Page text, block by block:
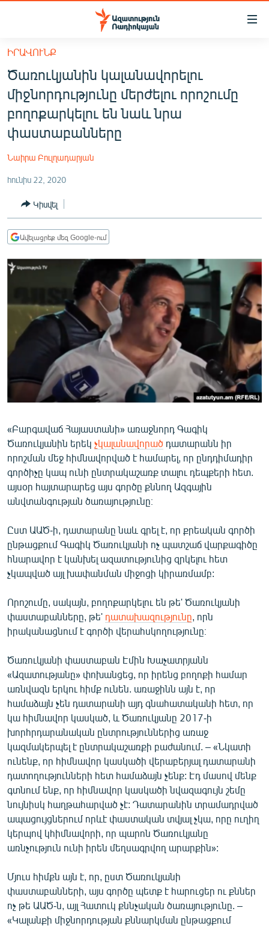
Մատչելիության
հիմնական
բովանդակությանը
Անցնել
հիմնական
մենյուին
Որոնում
ՀԱՅԱՍՏԱՆ
ՔԱՂԱՔԱԿԱՆ
ԸՆՏՐՈՒԹՅՈՒՆՆԵՐ 2026
ՊԱՏԵՐԱԶՄԻ 6 ՇԱԲԱԹՆԵՐԸ
ՏԱՐԱԾԱՇՐՋԱՆ
ՄՇԱԿՈՒՅԹ
ՍՊՈՐՏ
ՄԵԿՆԱԲԱՆՈՒԹՅՈՒՆ
ՏՏ ԵՒ ԻՆՏԵՐՆԵՏ
ԿՈՐՈՆԱՎԻՐՈՒՍ
ՏԵՍԱՆՅՈՒԹԵՐ
ԲԱՆԱՎԵՃ
ՁԳՏԵԼՈՎ ԼԱՎԱԳՈՒՅՆԻՆ
ՓՈԴՔԱՍԹ
Հայերեն
English
Русский
ՀԵՏԵՎԵՔ ՄԵԶ
«Ազատության» բոլոր կայքերը
ԻՐԱՎՈՒՆՔ
Ծառուկյանին կալանավորելու
միջնորդությունը մերժելու որոշումը
բողոքարկելու են նաև նրա
փաստաբանները
Նաիրա Բուլղադարյան
հունիս 22, 2020
Կիսվել
Ավելացրեք մեզ Google-ում
«Բարգավաճ Հայաստանի» առաջնորդ Գագիկ
Ծառուկյանին երեկ չկալանավորած դատարանն իր
որոշման մեջ հիմնավորված է համարել, որ ընդդիմադիր
գործիչը կապ ունի ընտրակաշառք տալու դեպքերի հետ.
այսօր հայտարարեց այս գործը քննող Ազգային
անվտանգության ծառայությունը։
Ըստ ԱԱԾ-ի, դատարանը նաև գրել է, որ քրեական գործի
ընթացքում Գագիկ Ծառուկյանի ոչ պատշաճ վարքագիծը
հնարավոր է կանխել ազատությունից զրկելու հետ
չկապված այլ խափանման միջոցի կիրառմամբ:
Որոշումը, սակայն, բողոքարկելու են թե' Ծառուկյանի
փաստաբանները, թե' դատախազությունը , որն
իրականացնում է գործի վերահսկողությունը։
Ծառուկյանի փաստաբան Էմին Խաչատրյանն
«Ազատությանը» փոխանցեց, որ իրենց բողոքի համար
առնվազն երկու հիմք ունեն. առաջինն այն է, որ
համաձայն չեն դատարանի այդ գնահատականի հետ, որ
կա հիմնավոր կասկած, և Ծառուկյանը 2017-ի
խորհրդարանական ընտրություններից առաջ
կազմակերպել է ընտրակաշառքի բաժանում. – «Նկատի
ունենք, որ հիմնավոր կասկածի վերաբերյալ դատարանի
դատողությունների հետ համաձայն չենք: Էդ մասով մենք
գտնում ենք, որ հիմնավոր կասկածի նվազագույն շեմը
նույնիսկ հաղթահարված չէ: Դատարանին տրամադրված
ապացույցներում որևէ փաստական տվյալ չկա, որը ուղիղ
կերպով կհիմնավորի, որ պարոն Ծառուկյանը
առնչություն ունի իրեն մեղսագրվող արարքին»:
Մյուս հիմքն այն է, որ, ըստ Ծառուկյանի
փաստաբանների, այս գործը պետք է հարուցեր ու քններ
ոչ թե ԱԱԾ-ն, այլ Հատուկ քննչական ծառայությունը. –
«Կալանքի միջնորդության քննարկման ընթացքում